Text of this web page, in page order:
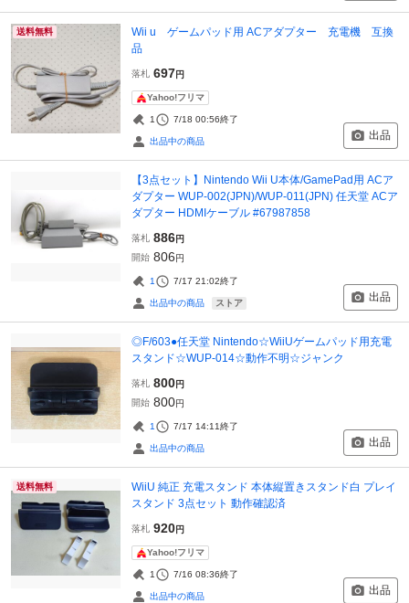
送料無料
Wii u ゲームパッド用 ACアダプター 充電機 互換
品
落札 697円
Yahoo!フリマ
1 7/18 00:56終了
出品中の商品 出品
【3点セット】Nintendo Wii U本体/GamePad用 ACア
ダプター WUP-002(JPN)/WUP-011(JPN) 任天堂 ACア
ダプター HDMIケーブル #67987858
落札 886円
開始 806円
1 7/17 21:02終了
出品中の商品 ストア 出品
◎F/603●任天堂 Nintendo☆WiiUゲームパッド用充電
スタンド☆WUP-014☆動作不明☆ジャンク
落札 800円
開始 800円
1 7/17 14:11終了
出品中の商品 出品
送料無料
WiiU 純正 充電スタンド 本体縦置きスタンド白 プレイ
スタンド 3点セット 動作確認済
落札 920円
Yahoo!フリマ
1 7/16 08:36終了
出品中の商品 出品